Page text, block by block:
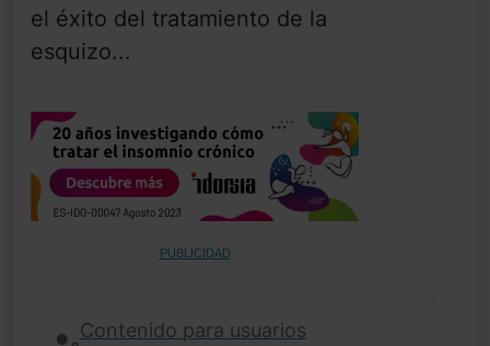
el éxito del tratamiento de la
esquizo...
PUBLICIDAD
Contenido para usuarios